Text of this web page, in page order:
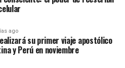
ago
su primer viaje apostólico
y Perú en noviembre